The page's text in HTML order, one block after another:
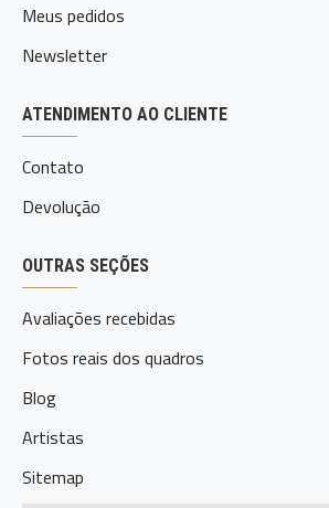
Meus pedidos
Newsletter
ATENDIMENTO AO CLIENTE
Contato
Devolução
OUTRAS SEÇÕES
Avaliações recebidas
Fotos reais dos quadros
Blog
Artistas
Sitemap